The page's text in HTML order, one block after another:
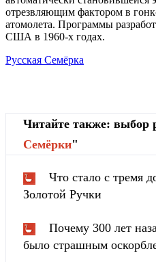
отрезвляющим фактором в
атомолета. Программы
США в 1960-х годах.
Русская Семёрка
Читайте также: выбор
Cемёрки"
Что стало с тремя
Золотой Ручки
Почему 300 лет
было страшным